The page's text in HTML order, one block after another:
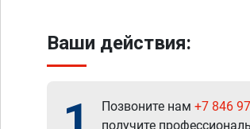
Ваши действия:
Позвоните нам +7 846
получите